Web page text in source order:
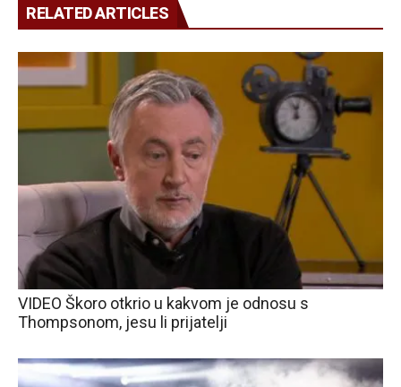
RELATED ARTICLES
VIDEO Škoro otkrio u kakvom je odnosu s
Thompsonom, jesu li prijatelji